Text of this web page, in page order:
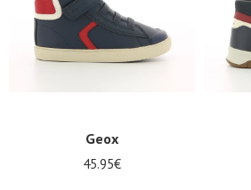
cadeau
SE
Geox
45.95€